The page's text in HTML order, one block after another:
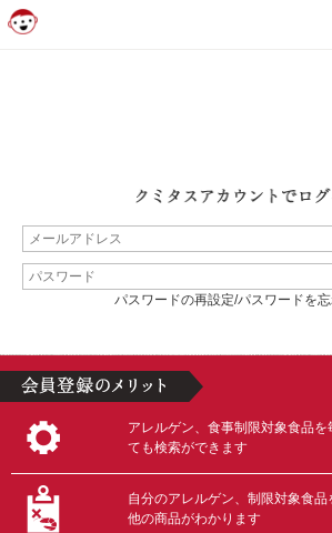
パスワードの再設定/パスワードを
アレルゲン、食事制限対象食品を
ても検索ができます
自分のアレルゲン、制限対象食
他の商品がわかります